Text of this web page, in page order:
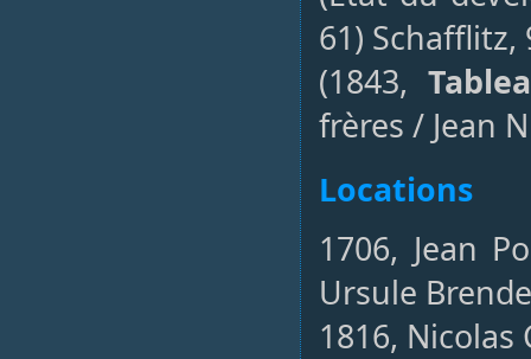
61) Schafflitz,
(1843,
frères / Jean
Locations
1706, Jean
Ursule
1816,